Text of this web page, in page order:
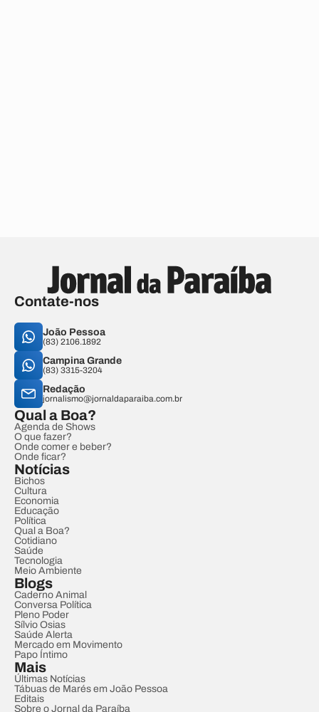
Contate-nos
João Pessoa
(83) 2106.1892
Campina Grande
(83) 3315-3204
Redação
jornalismo@jornaldaparaiba.com.br
Qual a Boa?
Agenda de Shows
O que fazer?
Onde comer e beber?
Onde ficar?
Notícias
Bichos
Cultura
Economia
Educação
Política
Qual a Boa?
Cotidiano
Saúde
Tecnologia
Meio Ambiente
Blogs
Caderno Animal
Conversa Política
Pleno Poder
Sílvio Osias
Saúde Alerta
Mercado em Movimento
Papo Íntimo
Mais
Últimas Notícias
Tábuas de Marés em João Pessoa
Editais
Sobre o Jornal da Paraíba